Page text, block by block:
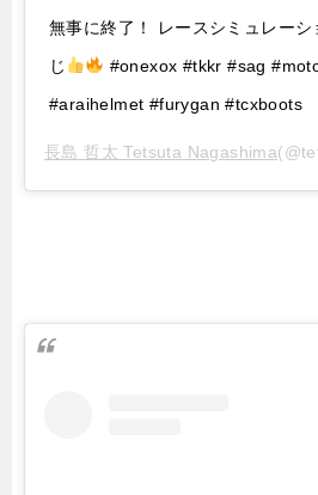
無事に終了！ レースシミュレー
じ
#onexox #tkkr #sag
#araihelmet #furygan #tcxboots
長島 哲太 Tetsuta Nagashima